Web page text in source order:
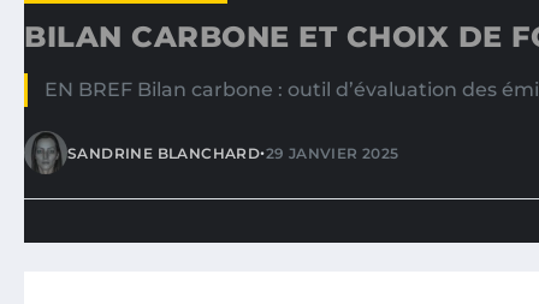
BILAN CARBONE ET CHOIX DE
EN BREF Bilan carbone : outil d’évaluation des
SANDRINE BLANCHARD•29 JANVIER 2025